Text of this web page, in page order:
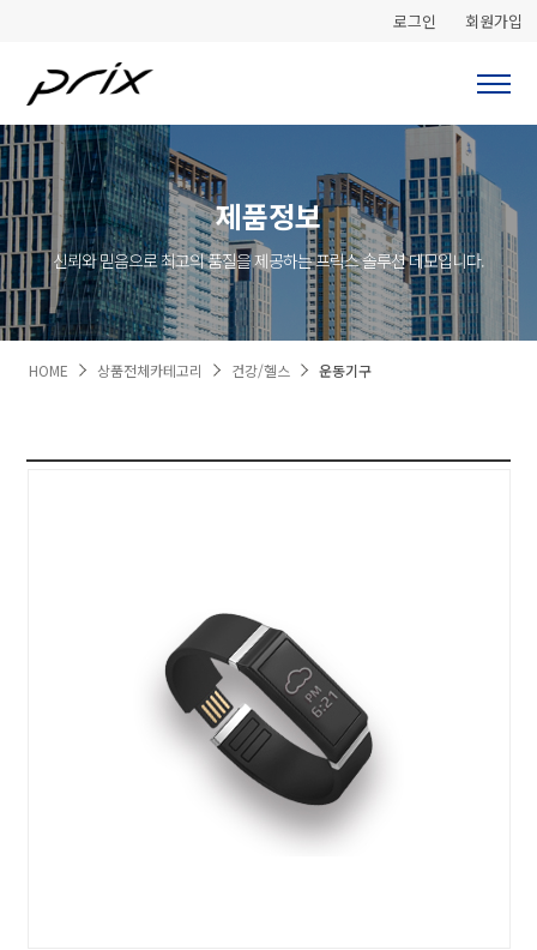
로그인 회원가입
제품정보
신뢰와 믿음으로 최고의 품질을 제공하는 프릭스 솔루션 데모입니다.
HOME 상품전체카테고리 건강/헬스 운동기구